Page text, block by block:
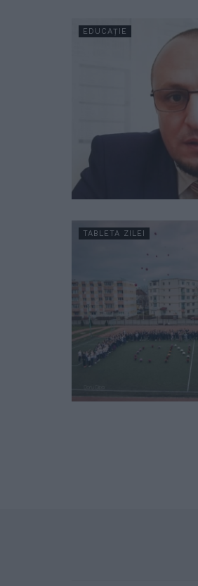
EDUCAȚIE
TABLETA ZILEI